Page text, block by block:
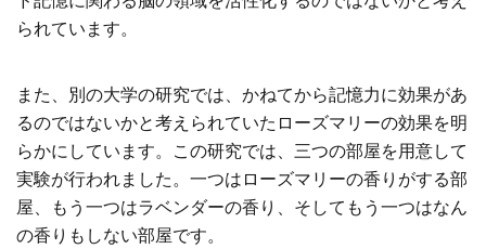
られています。
また、別の大学の研究では、かねてから記憶力に効果があ
るのではないかと考えられていたローズマリーの効果を明
らかにしています。この研究では、三つの部屋を用意して
実験が行われました。一つはローズマリーの香りがする部
屋、もう一つはラベンダーの香り、そしてもう一つはなん
の香りもしない部屋です。